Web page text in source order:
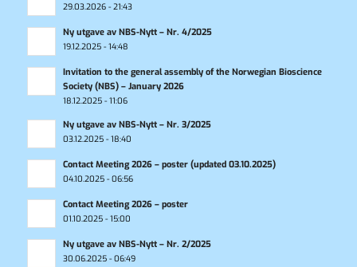
29.03.2026 - 21:43
Ny utgave av NBS-Nytt – Nr. 4/2025
19.12.2025 - 14:48
Invitation to the general assembly of the Norwegian Bioscience
Society (NBS) – January 2026
18.12.2025 - 11:06
Ny utgave av NBS-Nytt – Nr. 3/2025
03.12.2025 - 18:40
Contact Meeting 2026 – poster (updated 03.10.2025)
04.10.2025 - 06:56
Contact Meeting 2026 – poster
01.10.2025 - 15:00
Ny utgave av NBS-Nytt – Nr. 2/2025
30.06.2025 - 06:49